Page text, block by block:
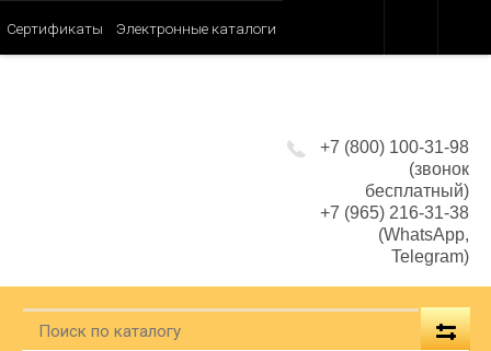
Сертификаты Электронные каталоги
Политика конфиденциальности
+7 (800) 100-31-98
(звонок
бесплатный)
+7 (965) 216-31-38
(WhatsApp,
Telegram)